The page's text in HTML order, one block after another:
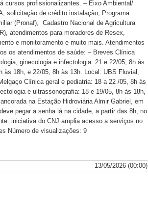
cursos profissionalizantes. – Eixo Ambiental/
solicitação de crédito instalação, Programa
(Pronaf), Cadastro Nacional de Agricultura
atendimentos para moradores de Resex,
e monitoramento e muito mais. Atendimentos
os atendimentos de saúde: – Breves Clínica
ginecologia e infectologia: 21 e 22/05, 8h às
às 18h, e 22/05, 8h às 13h. Local: UBS Fluvial,
Clínica geral e pediatria: 18 a 22 /05, 8h às
e ultrassonografia: 18 e 19/05, 8h às 18h,
na Estação Hidroviária Almir Gabriel, em
pegar a senha lá na cidade, a partir das 8h, no
iniciativa do CNJ amplia acesso a serviços no
Número de visualizações: 9
13/05/2026 (00:00)